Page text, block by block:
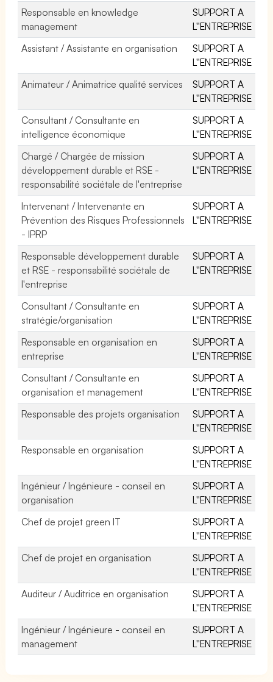
Responsable en knowledge
management
SUPPORT A
L''ENTREPRISE
Assistant / Assistante en organisation
SUPPORT A
L''ENTREPRISE
Animateur / Animatrice qualité services
SUPPORT A
L''ENTREPRISE
Consultant / Consultante en
intelligence économique
SUPPORT A
L''ENTREPRISE
Chargé / Chargée de mission
développement durable et RSE -
responsabilité sociétale de l'entreprise
SUPPORT A
L''ENTREPRISE
Intervenant / Intervenante en
Prévention des Risques Professionnels
- IPRP
SUPPORT A
L''ENTREPRISE
Responsable développement durable
et RSE - responsabilité sociétale de
l'entreprise
SUPPORT A
L''ENTREPRISE
Consultant / Consultante en
stratégie/organisation
SUPPORT A
L''ENTREPRISE
Responsable en organisation en
entreprise
SUPPORT A
L''ENTREPRISE
Consultant / Consultante en
organisation et management
SUPPORT A
L''ENTREPRISE
Responsable des projets organisation
SUPPORT A
L''ENTREPRISE
Responsable en organisation
SUPPORT A
L''ENTREPRISE
Ingénieur / Ingénieure - conseil en
organisation
SUPPORT A
L''ENTREPRISE
Chef de projet green IT
SUPPORT A
L''ENTREPRISE
Chef de projet en organisation
SUPPORT A
L''ENTREPRISE
Auditeur / Auditrice en organisation
SUPPORT A
L''ENTREPRISE
Ingénieur / Ingénieure - conseil en
management
SUPPORT A
L''ENTREPRISE